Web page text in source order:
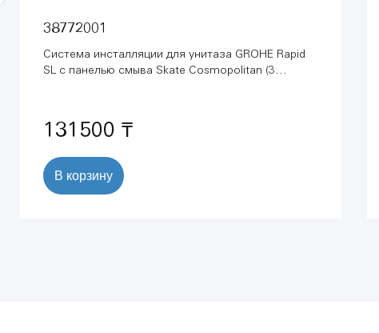
38772001
Система инсталляции для унитаза GROHE Rapid
SL с панелью смыва Skate Cosmopolitan (3
131500 ₸
В корзину